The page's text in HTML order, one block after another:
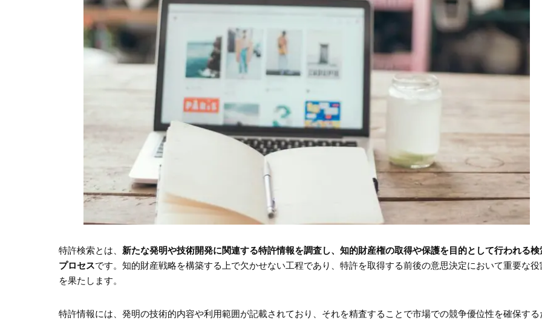
特許検索とは、 新たな発明や技術開発に関連する特許情報を調査し、知的財産権の取得や保護を目的として行われる検
プロセスです。知的財産戦略を構築する上で欠かせない工程であり、特許を取得する前後の意思決定において重要な役
を果たします。
特許情報には、発明の技術的内容や利用範囲が記載されており、それを精査することで市場での競争優位性を確保する